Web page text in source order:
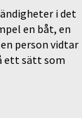
i det
en båt, en
person vidtar
ett sätt som